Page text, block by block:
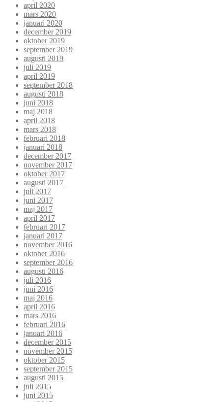
april 2020
mars 2020
januari 2020
december 2019
oktober 2019
september 2019
augusti 2019
juli 2019
april 2019
september 2018
augusti 2018
juni 2018
maj 2018
april 2018
mars 2018
februari 2018
januari 2018
december 2017
november 2017
oktober 2017
augusti 2017
juli 2017
juni 2017
maj 2017
april 2017
februari 2017
januari 2017
november 2016
oktober 2016
september 2016
augusti 2016
juli 2016
juni 2016
maj 2016
april 2016
mars 2016
februari 2016
januari 2016
december 2015
november 2015
oktober 2015
september 2015
augusti 2015
juli 2015
juni 2015